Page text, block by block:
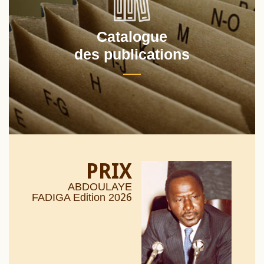
Catalogue
des publications
PRIX
ABDOULAYE
FADIGA Edition 2026